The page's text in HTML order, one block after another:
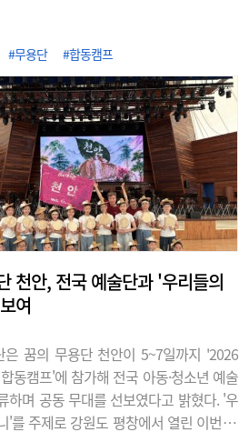
#무용단 #합동캠프
천안, 전국 예술단과 '우리들의
여
은 꿈의 무용단 천안이 5~7일까지 '2026
동캠프'에 참가해 전국 아동·청소년 예술
하며 공동 무대를 선보였다고 밝혔다. '우
'를 주제로 강원도 평창에서 열린 이번 캠